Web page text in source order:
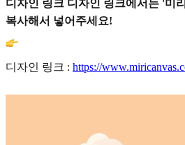
디자인 링크 디자인 링크에서는 '미
복사해서 넣어주세요!
디자인 링크 : https://